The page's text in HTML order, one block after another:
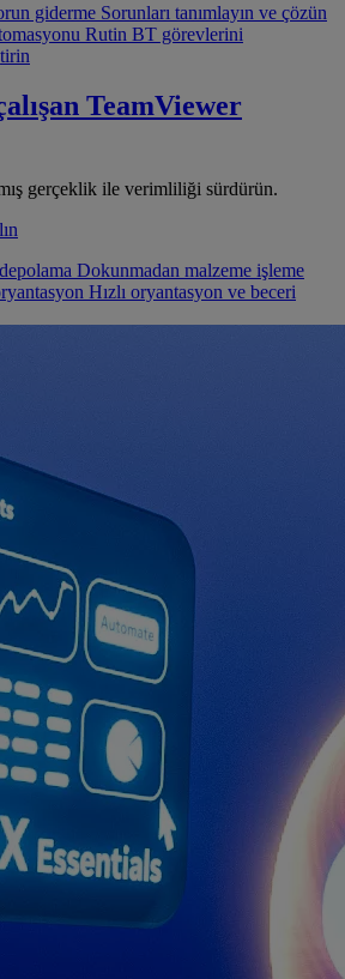
giderme Sorunları tanımlayın ve çözün
Rutin BT görevlerini
TeamViewer
gerçeklik ile verimliliği sürdürün.
Dokunmadan malzeme işleme
Hızlı oryantasyon ve beceri